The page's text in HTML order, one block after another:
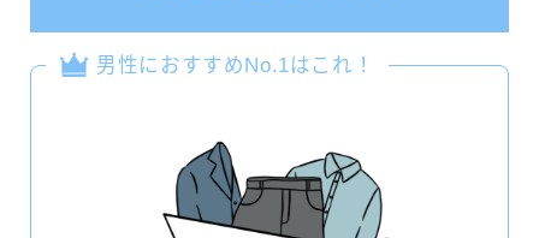
男性におすすめNo.1はこれ！